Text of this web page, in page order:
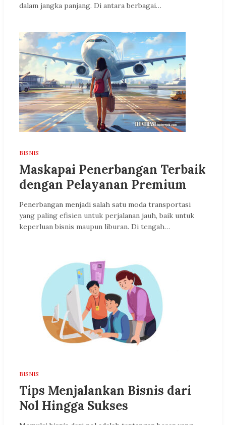
dalam jangka panjang. Di antara berbagai…
BISNIS
Maskapai Penerbangan Terbaik
dengan Pelayanan Premium
Penerbangan menjadi salah satu moda transportasi
yang paling efisien untuk perjalanan jauh, baik untuk
keperluan bisnis maupun liburan. Di tengah…
BISNIS
Tips Menjalankan Bisnis dari
Nol Hingga Sukses